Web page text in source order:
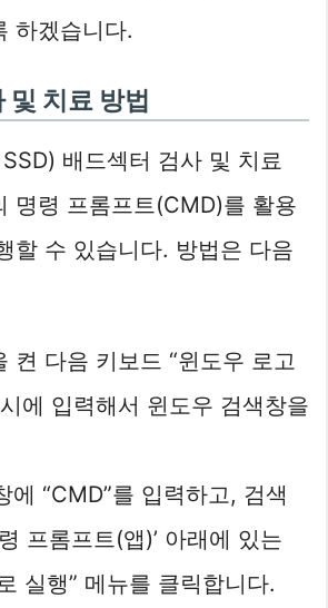
하겠습니다.
및 치료 방법
배드섹터 검사 및 치료
명령 프롬프트(CMD)를 활용
할 수 있습니다. 방법은 다음
켠 다음 키보드 “윈도우 로고
에 입력해서 윈도우 검색창을
에 “CMD”를 입력하고, 검색
프롬프트(앱)’ 아래에 있는
실행” 메뉴를 클릭합니다.